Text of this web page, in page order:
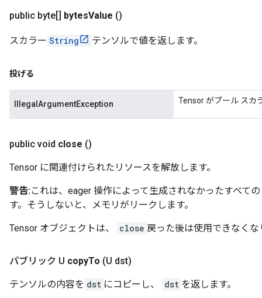
public byte[] bytesValue ()
スカラー String テンソルで値を返します。
投げる
IllegalArgumentException Tensor がブール スカ
public void close ()
Tensor に関連付けられたリソースを解放します。
警告:これは、eager 操作によって生成されなかったすべて
す。そうしないと、メモリがリークします。
Tensor オブジェクトは、 close 戻った後は使用できなくな
パブリック U copyTo (U dst)
テンソルの内容を dst にコピーし、 dst を返します。